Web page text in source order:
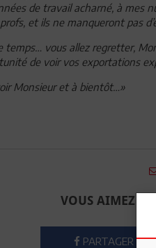
de travail acharné, à mes
et ils ne manqueront pas
temps… vous allez regretter,
de voir vos exportations
Monsieur et à bientôt…»
VOUS AIMEZ
PARTAGER